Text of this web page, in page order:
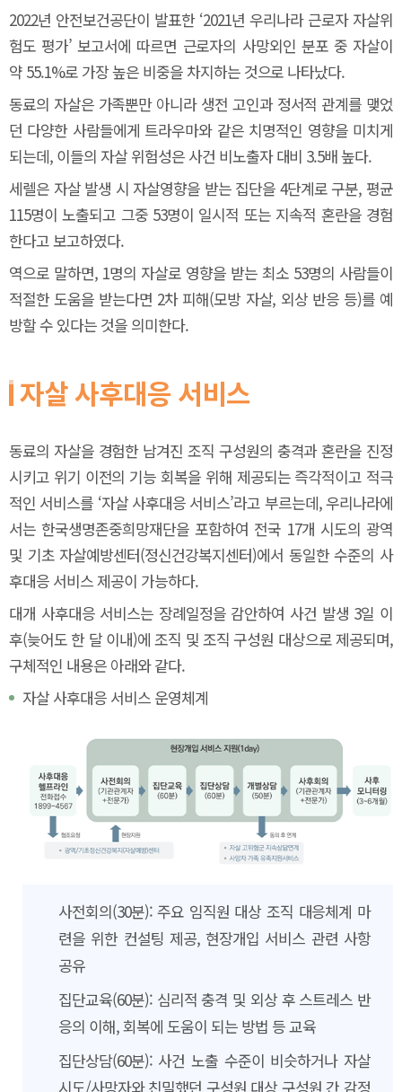
2022년 안전보건공단이 발표한 ‘2021년 우리나라 근로자 자살위
험도 평가’ 보고서에 따르면 근로자의 사망외인 분포 중 자살이
약 55.1%로 가장 높은 비중을 차지하는 것으로 나타났다.
동료의 자살은 가족뿐만 아니라 생전 고인과 정서적 관계를 맺었
던 다양한 사람들에게 트라우마와 같은 치명적인 영향을 미치게
되는데, 이들의 자살 위험성은 사건 비노출자 대비 3.5배 높다.
세렐은 자살 발생 시 자살영향을 받는 집단을 4단계로 구분, 평균
115명이 노출되고 그중 53명이 일시적 또는 지속적 혼란을 경험
한다고 보고하였다.
역으로 말하면, 1명의 자살로 영향을 받는 최소 53명의 사람들이
적절한 도움을 받는다면 2차 피해(모방 자살, 외상 반응 등)를 예
방할 수 있다는 것을 의미한다.
자살 사후대응 서비스
동료의 자살을 경험한 남겨진 조직 구성원의 충격과 혼란을 진정
시키고 위기 이전의 기능 회복을 위해 제공되는 즉각적이고 적극
적인 서비스를 ‘자살 사후대응 서비스’라고 부르는데, 우리나라에
서는 한국생명존중희망재단을 포함하여 전국 17개 시도의 광역
및 기초 자살예방센터(정신건강복지센터)에서 동일한 수준의 사
후대응 서비스 제공이 가능하다.
대개 사후대응 서비스는 장례일정을 감안하여 사건 발생 3일 이
후(늦어도 한 달 이내)에 조직 및 조직 구성원 대상으로 제공되며,
구체적인 내용은 아래와 같다.
자살 사후대응 서비스 운영체계
사전회의(30분): 주요 임직원 대상 조직 대응체계 마
련을 위한 컨설팅 제공, 현장개입 서비스 관련 사항
공유
집단교육(60분): 심리적 충격 및 외상 후 스트레스 반
응의 이해, 회복에 도움이 되는 방법 등 교육
집단상담(60분): 사건 노출 수준이 비슷하거나 자살
시도/사망자와 친밀했던 구성원 대상 구성원 간 감정